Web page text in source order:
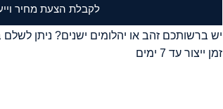
לקבלת הצעת מחיר
יש ברשותכם זהב או יהלומים ישנים? ניתן לשלם
זמן ייצור עד 7 ימים